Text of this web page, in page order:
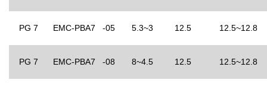
PG 7 EMC-PBA7 -05 5.3~3 12.5 12.5~12.8
PG 7 EMC-PBA7 -08 8~4.5 12.5 12.5~12.8